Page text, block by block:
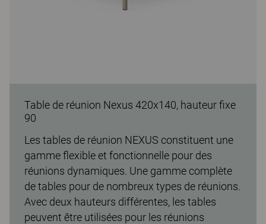
Table de réunion Nexus 420x140, hauteur fixe
90
Les tables de réunion NEXUS constituent une
gamme flexible et fonctionnelle pour des
réunions dynamiques. Une gamme complète
de tables pour de nombreux types de réunions.
Avec deux hauteurs différentes, les tables
peuvent être utilisées pour les réunions